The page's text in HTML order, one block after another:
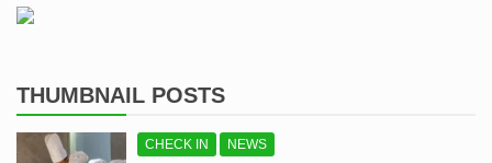
THUMBNAIL POSTS
CHECK IN NEWS